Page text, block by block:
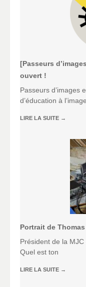
[Passeurs
ouvert !
Passeurs d’images
d’éducation à
LIRE LA SUITE →
Portrait de Thomas
Président de la
Quel est ton
LIRE LA SUITE →